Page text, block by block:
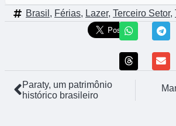
Brasil , Férias, Lazer, Terceiro Setor,
Paraty, um patrimônio
histórico brasileiro